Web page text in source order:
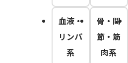
血液・
リンパ
系
骨・関
節・筋
肉系